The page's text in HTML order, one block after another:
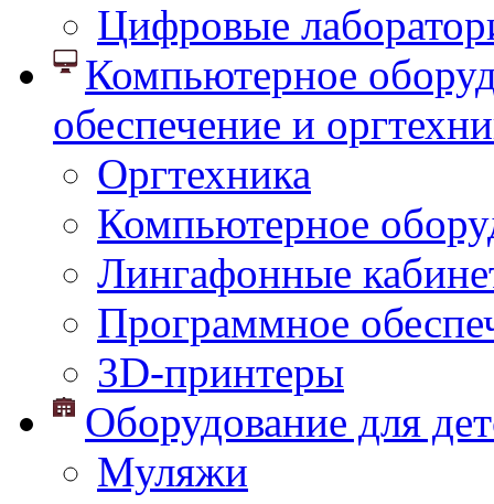
Цифровые
Компьютерное
обеспечение и
Оргтехника
Компьютерное
Лингафонные
Программное
3D-принтеры
Оборудование для
Муляжи